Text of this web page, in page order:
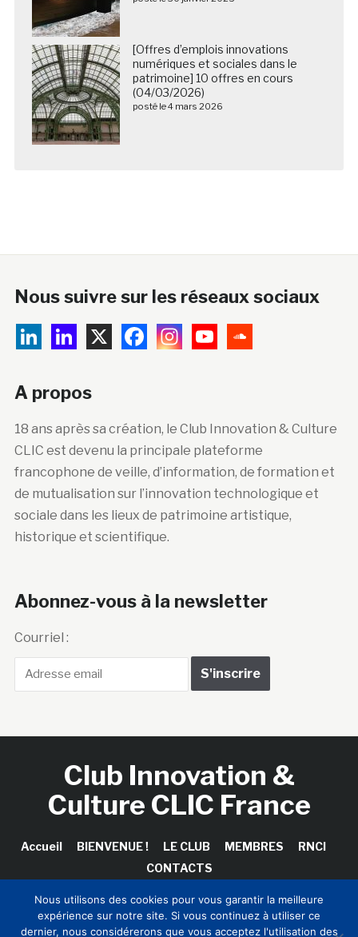
[Offres d’emplois innovations
numériques et sociales dans le
patrimoine] 10 offres en cours
(04/03/2026)
posté le 4 mars 2026
Nous suivre sur les réseaux sociaux
A propos
18 ans après sa création, le Club Innovation & Culture
CLIC est devenu la principale plateforme
francophone de veille, d’information, de formation et
de mutualisation sur l’innovation technologique et
sociale dans les lieux de patrimoine artistique,
historique et scientifique.
Abonnez-vous à la newsletter
Courriel :
Club Innovation &
Culture CLIC France
Accueil BIENVENUE ! LE CLUB MEMBRES
RNCI
CONTACTS
Nous utilisons des cookies pour vous garantir la meilleure
expérience sur notre site. Si vous continuez à utiliser ce
dernier, nous considérerons que vous acceptez l'utilisation des